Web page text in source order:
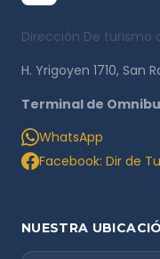
Dirección De turismo
H. Yrigoyen 1710, San
Terminal de
WhatsApp
Facebook: Dir de
NUESTRA